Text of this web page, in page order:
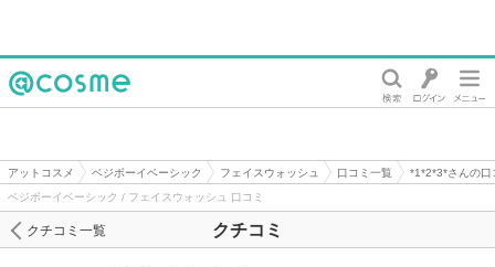
アットコスメ ベジボーイベーシック フェイスウォッシュ 口コミ一覧
*1*2*3*さんの口
ベジボーイベーシック / フェイスウォッシュ 口コミ
クチコミ
クチコミ一覧